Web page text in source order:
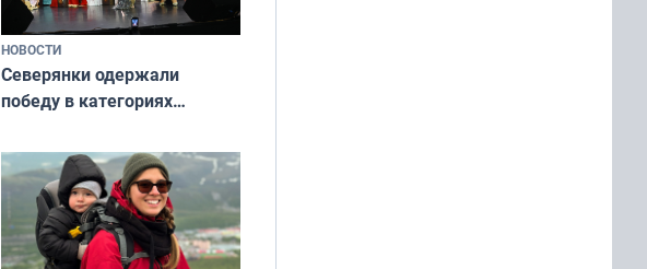
НОВОСТИ
Северянки одержали
победу в категориях
«Мисс и Миссис Великая
Русь»